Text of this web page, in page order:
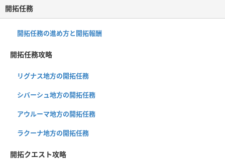
開拓任務
開拓任務の進め方と開拓報酬
開拓任務攻略
リグナス地方の開拓任務
シバーシュ地方の開拓任務
アウルーマ地方の開拓任務
ラクーナ地方の開拓任務
開拓クエスト攻略